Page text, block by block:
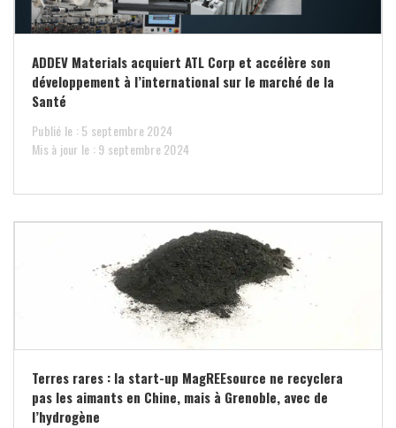
ADDEV Materials acquiert ATL Corp et accélère son
développement à l’international sur le marché de la
Santé
Publié le : 5 septembre 2024
Mis à jour le : 9 septembre 2024
Terres rares : la start-up MagREEsource ne recyclera
pas les aimants en Chine, mais à Grenoble, avec de
l’hydrogène